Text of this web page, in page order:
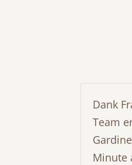
Dank
Team
Minute